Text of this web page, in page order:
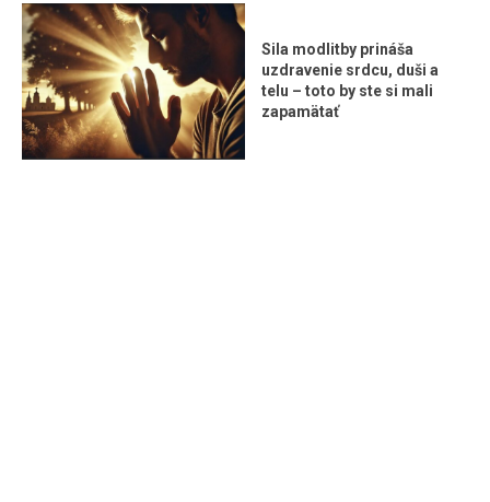
Sila modlitby prináša
uzdravenie srdcu, duši a
telu – toto by ste si mali
zapamätať